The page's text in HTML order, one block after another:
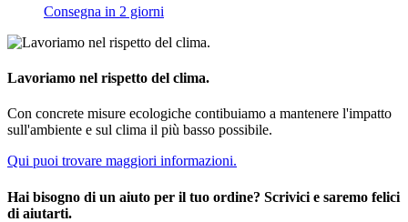
Consegna in 2 giorni
Lavoriamo nel rispetto del clima.
Con concrete misure ecologiche contibuiamo a mantenere l'impatto
sull'ambiente e sul clima il più basso possibile.
Qui puoi trovare maggiori informazioni.
Hai bisogno di un aiuto per il tuo ordine? Scrivici e saremo felici
di aiutarti.